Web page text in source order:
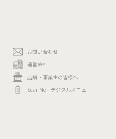
可能
２品以上の注文で注文可】
お問い合わせ
運営会社
店舗・事業主の皆様へ
ScanMe「デジタルメニュー」